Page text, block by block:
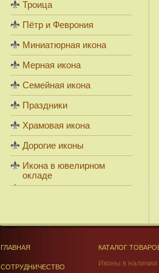
Троица
Пётр и Феврония
Миниатюрная икона
Мерная икона
Семейная икона
Праздники
Храмовая икона
Дорогие иконы
Икона в ювелирном
окладе
ГЛАВНАЯ
СОТРУДНИЧЕСТВО
КАТАЛОГ
Иконы в наличии